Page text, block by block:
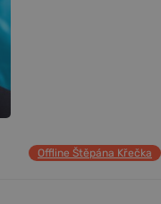
Offline Štěpána Křečka